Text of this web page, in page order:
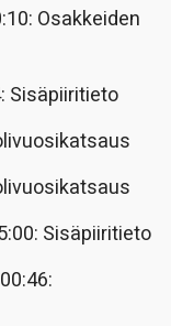
Osakkeiden
Sisäpiiritieto
Sisäpiiritieto